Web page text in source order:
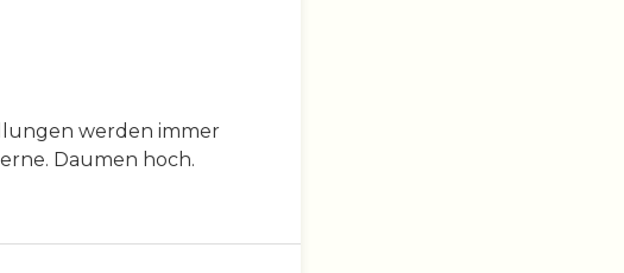
werden immer
Daumen hoch.